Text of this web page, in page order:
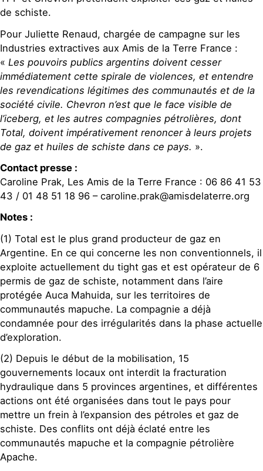
de schiste.
Pour Juliette Renaud, chargée de campagne sur les
Industries extractives aux Amis de la Terre France :
« Les pouvoirs publics argentins doivent cesser
immédiatement cette spirale de violences, et entendre
les revendications légitimes des communautés et de la
société civile. Chevron n’est que le face visible de
l’iceberg, et les autres compagnies pétrolières, dont
Total, doivent impérativement renoncer à leurs projets
de gaz et huiles de schiste dans ce pays. ».
Contact presse :
Caroline Prak, Les Amis de la Terre France : 06 86 41 53
43 / 01 48 51 18 96 – caroline.prak@amisdelaterre.org
Notes :
(1) Total est le plus grand producteur de gaz en
Argentine. En ce qui concerne les non conventionnels, il
exploite actuellement du tight gas et est opérateur de 6
permis de gaz de schiste, notamment dans l’aire
protégée Auca Mahuida, sur les territoires de
communautés mapuche. La compagnie a déjà
condamnée pour des irrégularités dans la phase actuelle
d’exploration.
(2) Depuis le début de la mobilisation, 15
gouvernements locaux ont interdit la fracturation
hydraulique dans 5 provinces argentines, et différentes
actions ont été organisées dans tout le pays pour
mettre un frein à l’expansion des pétroles et gaz de
schiste. Des conflits ont déjà éclaté entre les
communautés mapuche et la compagnie pétrolière
Apache.